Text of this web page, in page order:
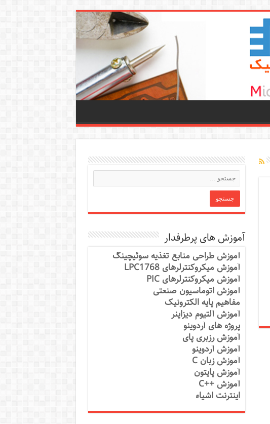
آموزش های پرطرفدار
آموزش طراحی منابع تغذیه سوئیچینگ
آموزش میکروکنترلرهای LPC1768
آموزش میکروکنترلرهای PIC
آموزش اتوماسیون صنعتی
مفاهیم پایه الکترونیک
آموزش آلتیوم دیزاینر
پروژه های آردوینو
آموزش رزبری پای
آموزش آردوینو
آموزش زبان C
آموزش پایتون
آموزش ++C
اینترنت اشیاء